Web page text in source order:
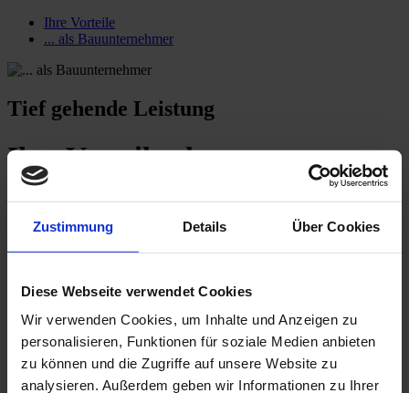
Zustimmung Details Über Cookies
Diese Webseite verwendet Cookies
Wir verwenden Cookies, um Inhalte und Anzeigen zu
personalisieren, Funktionen für soziale Medien anbieten
zu können und die Zugriffe auf unsere Website zu
analysieren. Außerdem geben wir Informationen zu Ihrer
Ihre Vorteile
... als Bauunternehmer
Tief gehende Leistung
Ihre Vorteile als
Bauunternehmer
Alles aus einer Hand: Für Bauunternehmer bietet Tiefbau System
Technik den kompletten Service von der Konzeption, über die
Projekts an Ihrer Seite und beraten Sie hingehend der optimalen
tiefbaulichen Basis. Unsere erfahrenen Ingenieure empfehlen
Vorgehensweisen, Produkte und Verfahren. In Kooperation mit
Planern und Gewerken sorgen wir so für eine reibungslose und
zügige Bauphase.
Dafür liefern wir Ihnen alle benötigen Betonfertigteile einwandfrei